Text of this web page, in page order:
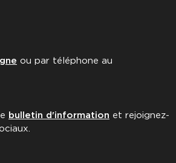
ou par téléphone au
bulletin d'information et rejoignez-